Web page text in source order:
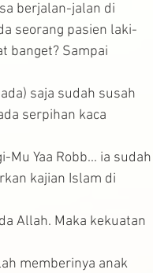
berjalan-jalan di
seorang pasien laki-
banget? Sampai
saja sudah susah
serpihan kaca
Yaa Robb... ia sudah
kajian Islam di
Allah. Maka kekuatan
memberinya anak